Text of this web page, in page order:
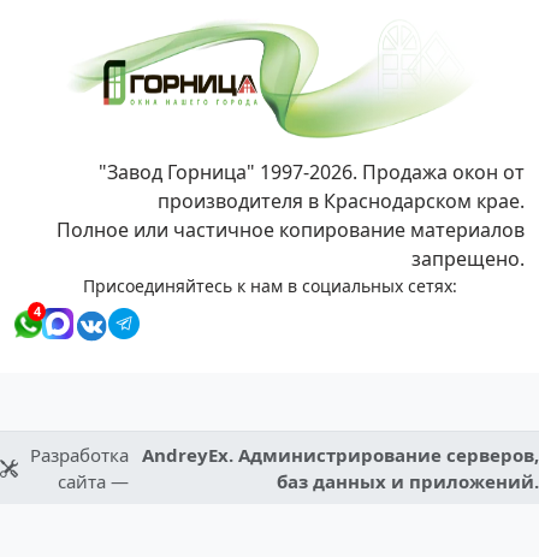
"Завод Горница" 1997-2026. Продажа окон от
производителя в Краснодарском крае.
Полное или частичное копирование материалов
запрещено.
Присоединяйтесь к нам в социальных сетях:
4
Разработка
сайта —
AndreyEx. Администрирование серверов,
баз данных и приложений.